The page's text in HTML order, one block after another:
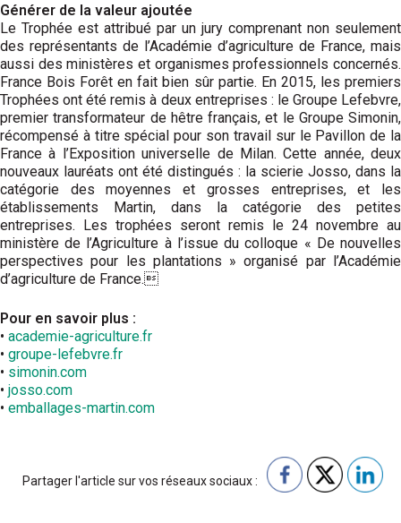
Générer de la valeur ajoutée
Le Trophée est attribué par un jury comprenant non seulement
des représentants de l’Académie d’agriculture de France, mais
aussi des ministères et organismes professionnels concernés.
France Bois Forêt en fait bien sûr partie. En 2015, les premiers
Trophées ont été remis à deux entreprises : le Groupe Lefebvre,
premier transfor­mateur de hêtre français, et le Groupe Simonin,
récompensé à titre spécial pour son travail sur le Pavillon de la
France à l’Exposition universelle de Milan. Cette année, deux
nouveaux lauréats ont été distingués : la scierie Josso, dans la
catégorie des moyennes et grosses entreprises, et les
établissements Martin, dans la catégorie des petites
entreprises. Les trophées seront remis le 24 novembre au
ministère de l’Agriculture à l’issue du colloque « De nouvelles
perspectives pour les plantations » organisé par l’Académie
d’agriculture de France.
Pour en savoir plus :
• academie-agriculture.fr
• groupe-lefebvre.fr
• simonin.com
• josso.com
• emballages-martin.com
Partager l'article sur vos réseaux sociaux :